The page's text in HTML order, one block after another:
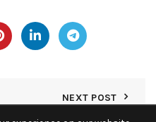
NEXT POST